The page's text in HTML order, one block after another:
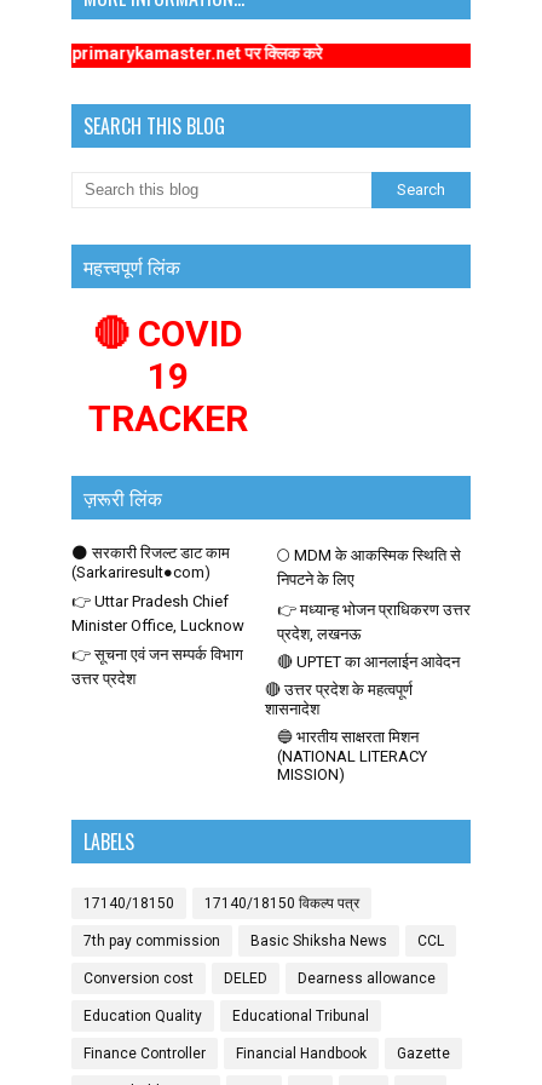
पर क्लिक करे
SEARCH THIS BLOG
महत्त्वपूर्ण लिंक
🔴 COVID
19
TRACKER
ज़रूरी लिंक
🌑 सरकारी रिजल्ट डाट काम
(Sarkariresult●com)
🌕 MDM के आकस्मिक स्थिति से
निपटने के लिए
👉 Uttar Pradesh Chief
Minister Office, Lucknow
👉 मध्यान्ह भोजन प्राधिकरण उत्तर
प्रदेश, लखनऊ
👉 सूचना एवं जन सम्पर्क विभाग
उत्तर प्रदेश
🔴 UPTET का आनलाईन आवेदन
🔴 उत्तर प्रदेश के महत्वपूर्ण
शासनादेश
🔵 भारतीय साक्षरता मिशन
(NATIONAL LITERACY
MISSION)
LABELS
17140/18150 17140/18150 विकल्प पत्र
7th pay commission Basic Shiksha News CCL
Conversion cost DELED Dearness allowance
Education Quality Educational Tribunal
Finance Controller Financial Handbook Gazette